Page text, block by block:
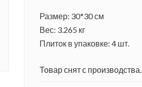
Размер: 30*30 см
Вес: 3.265 кг
Плиток в упаковке: 4 шт.
Товар снят с производства.